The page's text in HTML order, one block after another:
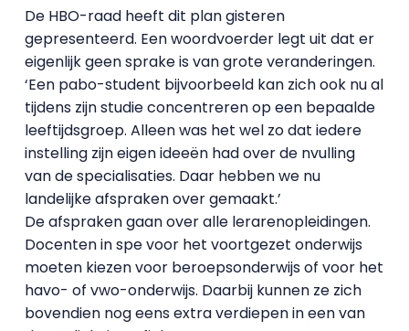
De HBO-raad heeft dit plan gisteren
gepresenteerd. Een woordvoerder legt uit dat er
eigenlijk geen sprake is van grote veranderingen.
‘Een pabo-student bijvoorbeeld kan zich ook nu al
tijdens zijn studie concentreren op een bepaalde
leeftijdsgroep. Alleen was het wel zo dat iedere
instelling zijn eigen ideeën had over de nvulling
van de specialisaties. Daar hebben we nu
landelijke afspraken over gemaakt.’
De afspraken gaan over alle lerarenopleidingen.
Docenten in spe voor het voortgezet onderwijs
moeten kiezen voor beroepsonderwijs of voor het
havo- of vwo-onderwijs. Daarbij kunnen ze zich
bovendien nog eens extra verdiepen in een van